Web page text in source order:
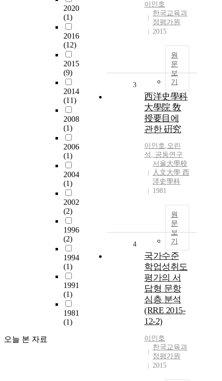
2020
(1)
2016
(12)
2015
(9)
2014
(11)
2008
(1)
2006
(1)
2004
(1)
2002
(2)
1996
(2)
1994
(1)
1991
(1)
1981
(1)
오늘 본 자료
이인호
한국교육과
정평가원
2015
원
문
보
기
3
西洋史學科
大學院 敎
授要目에
관한 硏究
이인호,오린
석, 공동연구
서울大學校
人文大學 西
洋史學科
1981
원
문
보
기
4
국가수준
학업성취도
평가의 서
답형 문항
심층 분석
(RRE 2015-
12-2)
이인호
한국교육과
정평가원
2015